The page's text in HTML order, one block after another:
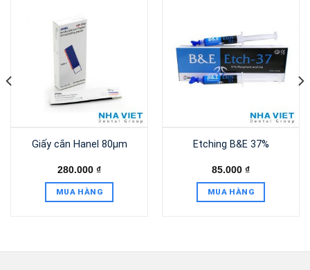
Giấy cắn Hanel 80µm
280.000 ₫
MUA HÀNG
Etching B&E 37%
85.000 ₫
MUA HÀNG